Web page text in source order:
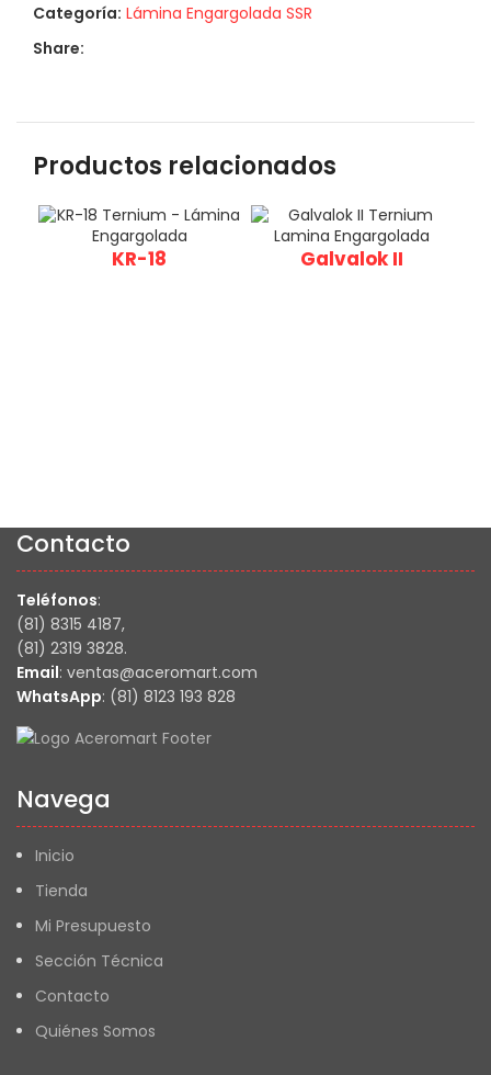
Categoría: Lámina Engargolada SSR
Share:
Productos relacionados
KR-18 Galvalok II
Contacto
Teléfonos:
(81) 8315 4187,
(81) 2319 3828.
Email: ventas@aceromart.com
WhatsApp: (81) 8123 193 828
Navega
Inicio
Tienda
Mi Presupuesto
Sección Técnica
Contacto
Quiénes Somos